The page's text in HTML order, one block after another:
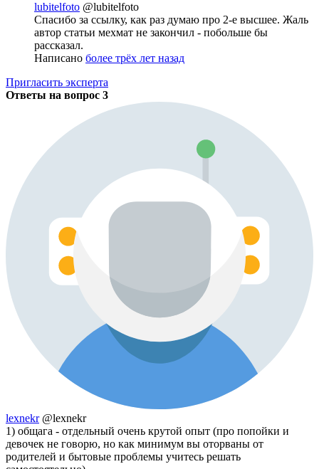
lubitelfoto @lubitelfoto
Спасибо за ссылку, как раз думаю про 2-е высшее. Жаль
автор статьи мехмат не закончил - побольше бы
рассказал.
Написано более трёх лет назад
Пригласить эксперта
Ответы на вопрос 3
lexnekr @lexnekr
1) общага - отдельный очень крутой опыт (про попойки и
девочек не говорю, но как минимум вы оторваны от
родителей и бытовые проблемы учитесь решать